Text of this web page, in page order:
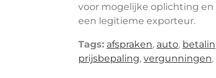
voor mogelijke oplichting
een legitieme exporteur.
Tags: afspraken, auto,
prijsbepaling, vergunningen,